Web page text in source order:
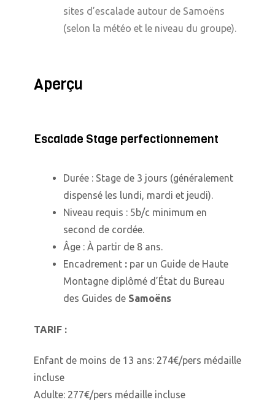
sites d’escalade autour de Samoëns
(selon la météo et le niveau du groupe).
Aperçu
Escalade Stage perfectionnement
Durée : Stage de 3 jours (généralement
dispensé les lundi, mardi et jeudi).
Niveau requis : 5b/c minimum en
second de cordée.
Âge : À partir de 8 ans.
Encadrement : par un Guide de Haute
Montagne diplômé d’État du Bureau
des Guides de Samoëns
TARIF :
Enfant de moins de 13 ans: 274€/pers médaille
incluse
Adulte: 277€/pers médaille incluse